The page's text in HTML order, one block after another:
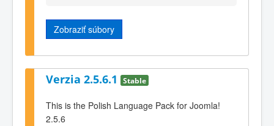
Zobraziť súbory
Verzia 2.5.6.1 Stable
This is the Polish Language Pack for Joomla!
2.5.6